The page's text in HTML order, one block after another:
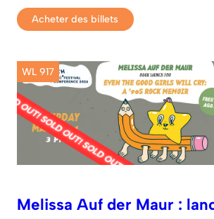
Acheter des billets
WL 917
Melissa Auf der Maur :